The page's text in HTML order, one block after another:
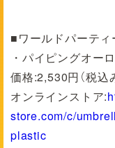
■ワールドパーティ
・パイピングオー
価格:2,530円（税込
オンラインストア:
store.com/c/
plastic